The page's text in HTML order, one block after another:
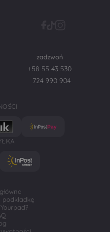
zadzwoń
+58 55 43 530
724 990 904